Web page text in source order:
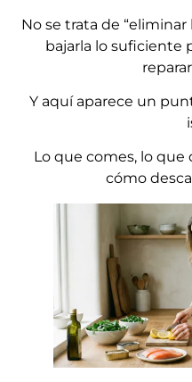
No se trata de “eliminar
bajarla lo suficiente
Y aquí aparece un
Lo que comes, lo
cómo